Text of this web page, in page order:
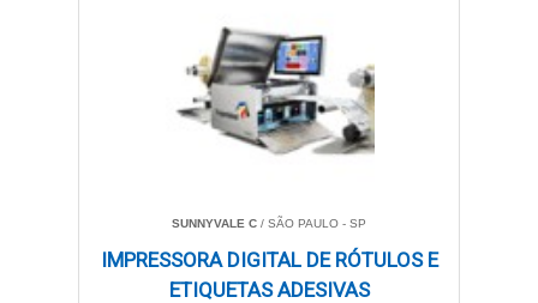
SUNNYVALE C / SÃO PAULO - SP
IMPRESSORA DIGITAL DE RÓTULOS E
ETIQUETAS ADESIVAS